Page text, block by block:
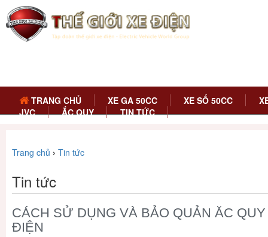
TRANG CHỦ XE GA 50CC XE SỐ 50CC
JVC
ẮC QUY TIN TỨC
Trang chủ › Tin tức
Tin tức
CÁCH SỬ DỤNG VÀ BẢO QUẢN ĂC
ĐIỆN